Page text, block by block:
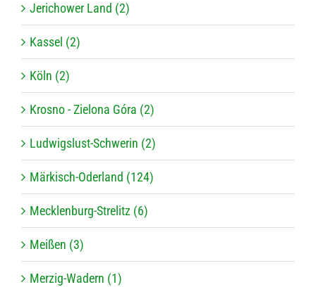
Jerichower Land (2)
Kassel (2)
Köln (2)
Krosno - Zielona Góra (2)
Ludwigslust-Schwerin (2)
Märkisch-Oderland (124)
Mecklenburg-Strelitz (6)
Meißen (3)
Merzig-Wadern (1)